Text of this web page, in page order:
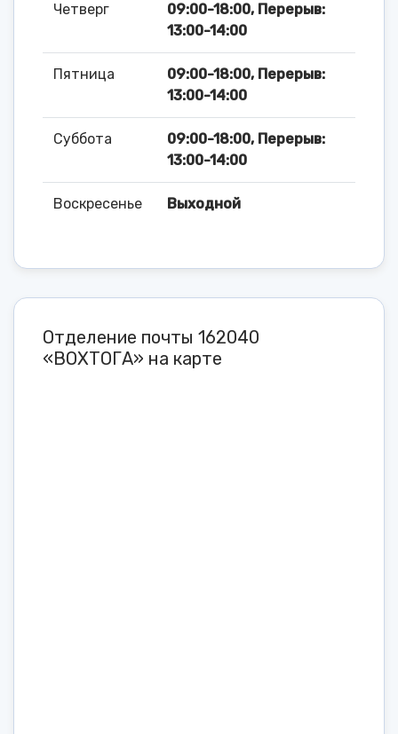
Четверг
09:00-18:00, Перерыв:
13:00-14:00
Пятница
09:00-18:00, Перерыв:
13:00-14:00
Суббота
09:00-18:00, Перерыв:
13:00-14:00
Воскресенье Выходной
Отделение почты 162040
«ВОХТОГА» на карте